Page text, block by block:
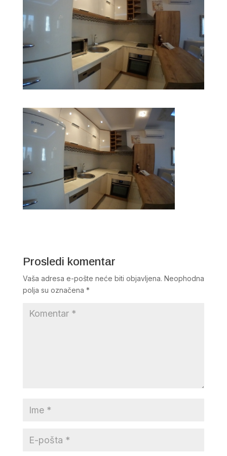
Prosledi komentar
Vaša adresa e-pošte neće biti objavljena. Neophodna
polja su označena *